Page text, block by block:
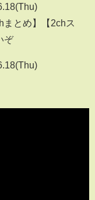
とめ】【2chス
ぞ